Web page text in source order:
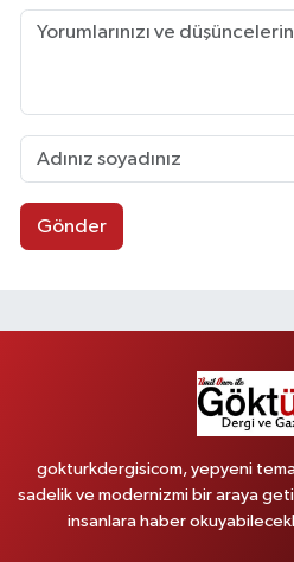
Gönder
gokturkdergisicom, yepyeni
sadelik ve modernizmi bir araya
insanlara haber